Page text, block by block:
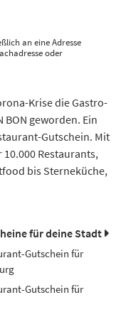
an eine Adresse
oder
Krise die Gastro-
BON geworden. Ein
Gutschein. Mit
10.000 Restaurants,
bis Sterneküche,
für deine Stadt
Gutschein für
Gutschein für